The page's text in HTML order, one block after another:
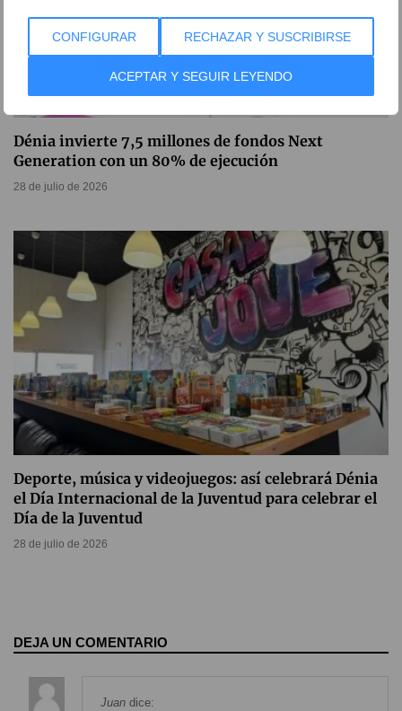
CONFIGURAR RECHAZAR Y SUSCRIBIRSE
ACEPTAR Y SEGUIR LEYENDO
Dénia invierte 7,5 millones de fondos Next
Generation con un 80% de ejecución
28 de julio de 2026
Deporte, música y videojuegos: así celebrará Dénia
el Día Internacional de la Juventud para celebrar el
Día de la Juventud
28 de julio de 2026
DEJA UN COMENTARIO
Juan dice: